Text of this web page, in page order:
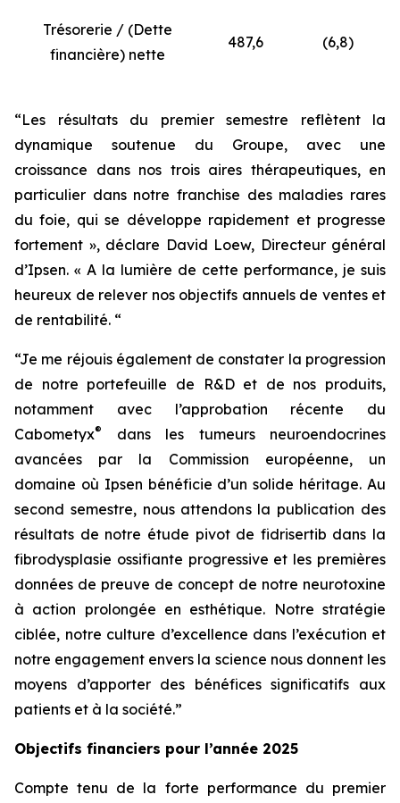
Trésorerie / (Dette
financière) nette
487,6 (6,8)
“Les résultats du premier semestre reflètent la
dynamique soutenue du Groupe, avec une
croissance dans nos trois aires thérapeutiques, en
particulier dans notre franchise des maladies rares
du foie, qui se développe rapidement et progresse
fortement », déclare David Loew, Directeur général
d’Ipsen. « A la lumière de cette performance, je suis
heureux de relever nos objectifs annuels de ventes et
de rentabilité. “
“Je me réjouis également de constater la progression
de notre portefeuille de R&D et de nos produits,
notamment avec l’approbation récente du
Cabometyx®
dans les tumeurs neuroendocrines
avancées par la Commission européenne, un
domaine où Ipsen bénéficie d’un solide héritage. Au
second semestre, nous attendons la publication des
résultats de notre étude pivot de fidrisertib dans la
fibrodysplasie ossifiante progressive et les premières
données de preuve de concept de notre neurotoxine
à action prolongée en esthétique. Notre stratégie
ciblée, notre culture d’excellence dans l’exécution et
notre engagement envers la science nous donnent les
moyens d’apporter des bénéfices significatifs aux
patients et à la société.”
Objectifs financiers pour l’année 2025
Compte tenu de la forte performance du premier